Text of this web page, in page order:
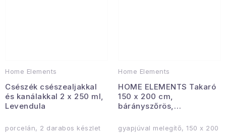
Home Elements
Csészék csészealjakkal
és kanálakkal 2 x 250 ml,
Levendula
porcelán, 2 darabos készlet
Home Elements
HOME ELEMENTS Takaró
150 x 200 cm,
bárányszőrös,
gyapjúval melegítő, 150 x 200